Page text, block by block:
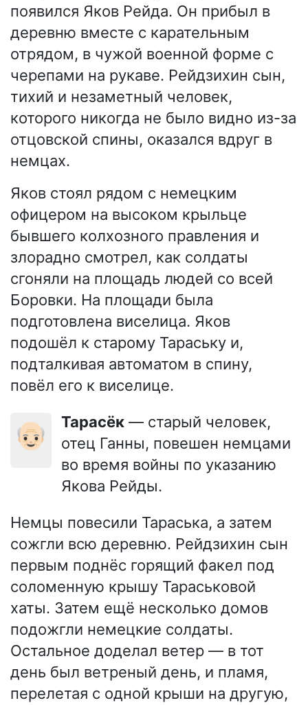
появился Яков Рейда. Он прибыл в
деревню вместе с карательным
отрядом, в чужой военной форме с
черепами на рукаве. Рейдзихин сын,
тихий и незаметный человек,
которого никогда не было видно из-за
отцовской спины, оказался вдруг в
немцах.
Яков стоял рядом с немецким
офицером на высоком крыльце
бывшего колхозного правления и
злорадно смотрел, как солдаты
сгоняли на площадь людей со всей
Боровки. На площади была
подготовлена виселица. Яков
подошёл к старому Тараську и,
подталкивая автоматом в спину,
повёл его к виселице.
👴🏻 Тарасёк — старый человек,
отец Ганны, повешен немцами
во время войны по указанию
Якова Рейды.
Немцы повесили Тараська, а затем
сожгли всю деревню. Рейдзихин сын
первым поднёс горящий факел под
соломенную крышу Тараськовой
хаты. Затем ещё несколько домов
подожгли немецкие солдаты.
Остальное доделал ветер — в тот
день был ветреный день, и пламя,
перелетая с одной крыши на другую,